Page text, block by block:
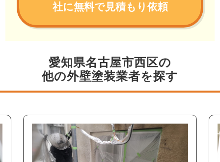
社に無料で見積もり依頼
愛知県名古屋市西区の
他の外壁塗装業者を探す